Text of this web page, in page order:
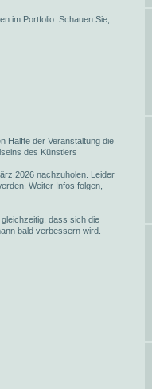
im Portfolio. Schauen Sie,
Hälfte der Veranstaltung die
des Künstlers
2026 nachzuholen. Leider
Weiter Infos folgen,
dass sich die
bald verbessern wird.